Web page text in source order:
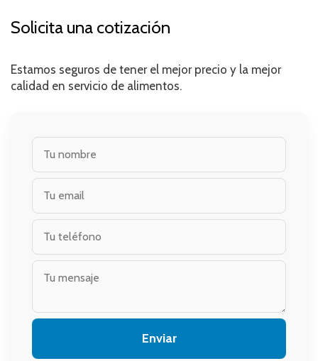
Solicita una cotización
Estamos seguros de tener el mejor precio y la mejor
calidad en servicio de alimentos.